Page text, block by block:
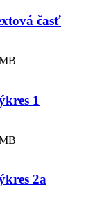
časť
1
2a